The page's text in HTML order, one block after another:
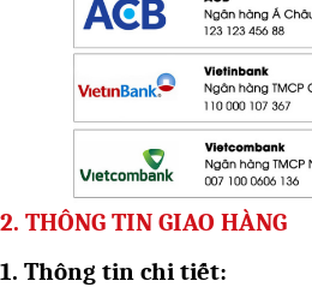
2. THÔNG TIN GIAO HÀNG
1. Thông tin chi tiết: